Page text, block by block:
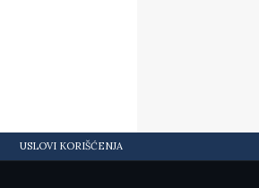
USLOVI KORIŠĆENJA